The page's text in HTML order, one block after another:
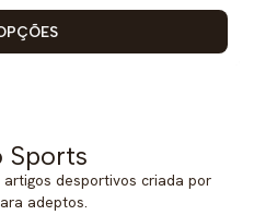
Sports
desportivos criada por
adeptos.